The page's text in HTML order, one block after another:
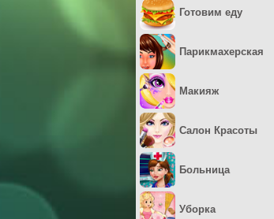
Готовим еду
Парикмахерская
Макияж
Салон Красоты
Больница
Уборка